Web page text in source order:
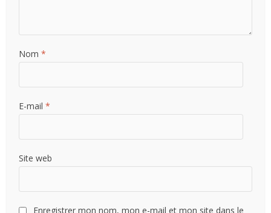
Nom*
E-mail*
Site web
Enregistrer mon nom, mon e-mail et mon site dans le